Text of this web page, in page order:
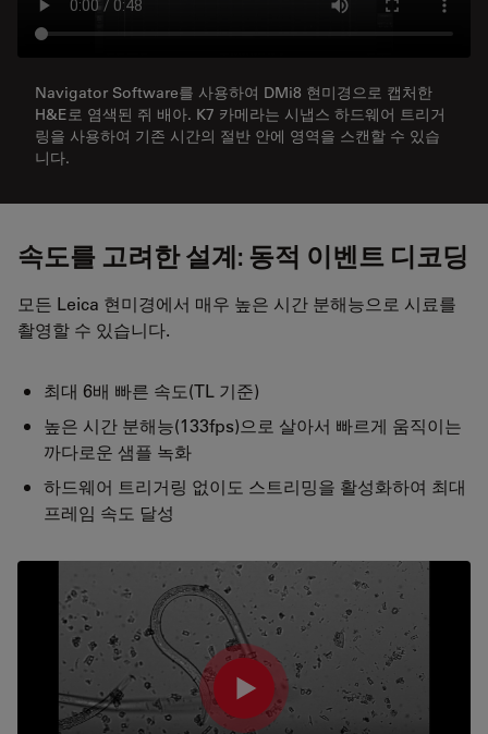
Navigator Software를 사용하여 DMi8 현미경으로 캡처한
H&E로 염색된 쥐 배아. K7 카메라는 시냅스 하드웨어 트리거
링을 사용하여 기존 시간의 절반 안에 영역을 스캔할 수 있습
니다.
속도를 고려한 설계: 동적 이벤트 디코딩
모든 Leica 현미경에서 매우 높은 시간 분해능으로 시료를
촬영할 수 있습니다.
최대 6배 빠른 속도(TL 기준)
높은 시간 분해능(133fps)으로 살아서 빠르게 움직이는
까다로운 샘플 녹화
하드웨어 트리거링 없이도 스트리밍을 활성화하여 최대
프레임 속도 달성